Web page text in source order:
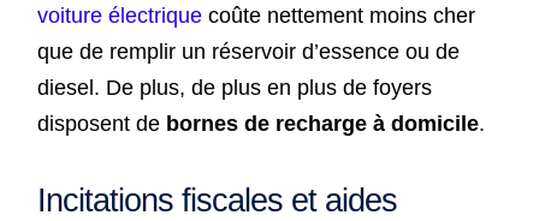
voiture électriquecoûte nettement moins cher
que de remplir un réservoir d’essence ou de
diesel. De plus, de plus en plus de foyers
disposent de bornes de recharge à domicile.
Incitations fiscales et aides